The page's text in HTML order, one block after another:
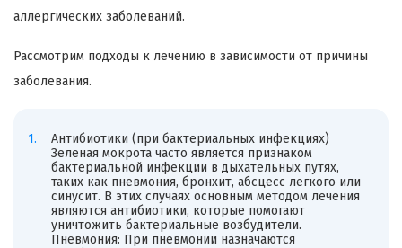
аллергических заболеваний.
Рассмотрим подходы к лечению в зависимости от причины
заболевания.
Антибиотики (при бактериальных инфекциях)
Зеленая мокрота часто является признаком
бактериальной инфекции в дыхательных путях,
таких как пневмония, бронхит, абсцесс легкого или
синусит. В этих случаях основным методом лечения
являются антибиотики, которые помогают
уничтожить бактериальные возбудители.
Пневмония: При пневмонии назначаются